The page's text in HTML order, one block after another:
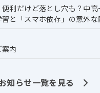
利だけど落とし穴も？中高
習と「スマホ依存」の意
内
知らせ一覧を見る